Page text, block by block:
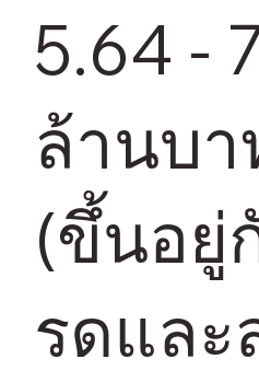
5.64 -
ล้านบา
(ขึ้นอยู่
รดและ